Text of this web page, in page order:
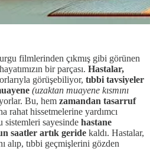
filmlerinden çıkmış gibi görünen
bir parçası. Hastalar,
görüşebiliyor, tıbbi tavsiyeler
(uzaktan muayene kısmını
Bu, hem zamandan tasarruf
rahat hissetmelerine yardımcı
sistemleri sayesinde hastane
saatler artık geride kaldı. Hastalar,
alıp, tıbbi geçmişlerini gözden